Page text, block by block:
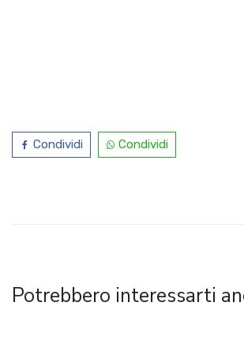
Condividi Condividi
Potrebbero interessarti